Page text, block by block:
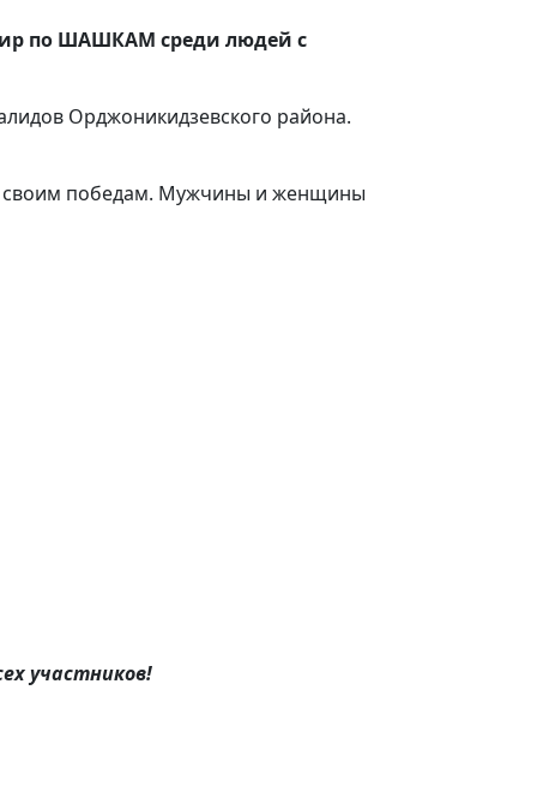
по ШАШКАМ среди людей с
Орджоникидзевского района.
своим победам. Мужчины и женщины
участников!